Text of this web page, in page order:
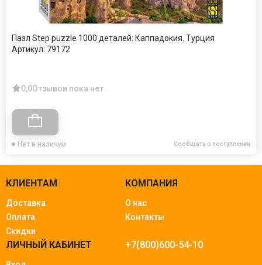
Пазл Step puzzle 1000 деталей: Каппадокия. Турция
Артикул: 79172
0,0Отзывов пока нет
Нет в наличии Сообщить о поступлении
КЛИЕНТАМ
Доставка
Оплата
Скидки
КОМПАНИЯ
О нас
Контакты
ЛИЧНЫЙ КАБИНЕТ +7(800)600-54-10